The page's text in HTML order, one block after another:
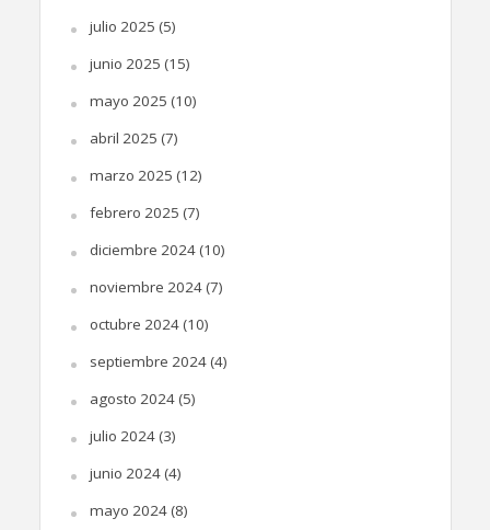
julio 2025 (5)
junio 2025 (15)
mayo 2025 (10)
abril 2025 (7)
marzo 2025 (12)
febrero 2025 (7)
diciembre 2024(10)
noviembre 2024(7)
octubre 2024(10)
septiembre 2024(4)
agosto 2024(5)
julio 2024(3)
junio 2024(4)
mayo 2024(8)